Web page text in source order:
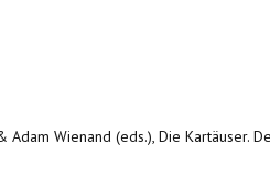
Adam Wienand (eds.), Die Kartäuser.